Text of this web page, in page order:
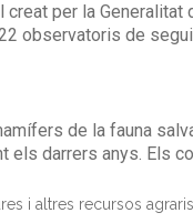
creat per la
observatoris de
de la fauna
els darrers anys. Els
i altres recursos agraris